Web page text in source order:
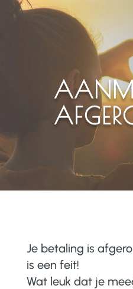
Je betaling is
is een feit!
Wat leuk dat je